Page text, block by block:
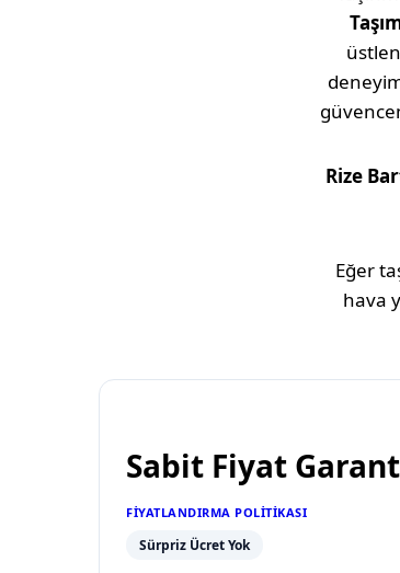
Rize
Eğer
hava
Sabit Fiyat
FIYATLANDIRMA POLITIKASI
Sürpriz Ücret Yok